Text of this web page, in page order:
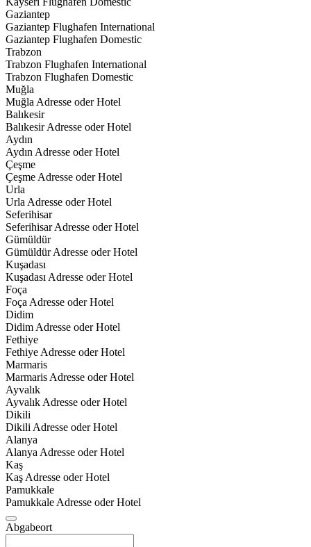
Gaziantep
Gaziantep Flughafen International
Gaziantep Flughafen Domestic
Trabzon
Trabzon Flughafen International
Trabzon Flughafen Domestic
Muğla
Muğla Adresse oder Hotel
Balıkesir
Balıkesir Adresse oder Hotel
Aydın
Aydın Adresse oder Hotel
Çeşme
Çeşme Adresse oder Hotel
Urla
Urla Adresse oder Hotel
Seferihisar
Seferihisar Adresse oder Hotel
Gümüldür
Gümüldür Adresse oder Hotel
Kuşadası
Kuşadası Adresse oder Hotel
Foça
Foça Adresse oder Hotel
Didim
Didim Adresse oder Hotel
Fethiye
Fethiye Adresse oder Hotel
Marmaris
Marmaris Adresse oder Hotel
Ayvalık
Ayvalık Adresse oder Hotel
Dikili
Dikili Adresse oder Hotel
Alanya
Alanya Adresse oder Hotel
Kaş
Kaş Adresse oder Hotel
Pamukkale
Pamukkale Adresse oder Hotel
Abgabeort